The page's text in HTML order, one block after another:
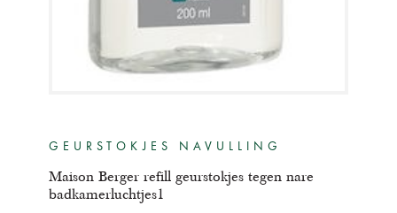
GEURSTOKJES NAVULLING
Maison Berger refill geurstokjes tegen nare
badkamerluchtjes1